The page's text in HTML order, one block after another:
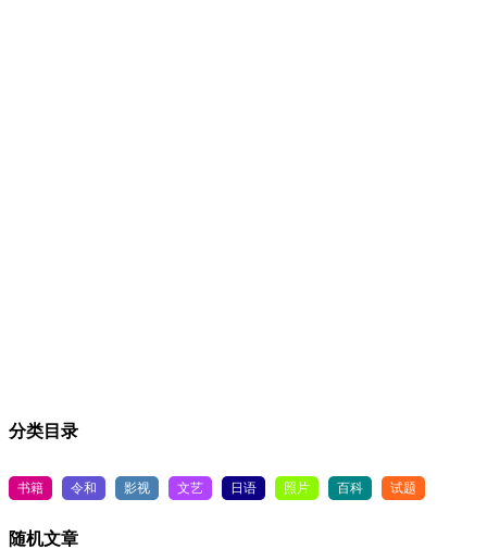
分类目录
书籍 令和 影视 文艺 日语 照片 百科 试题
随机文章